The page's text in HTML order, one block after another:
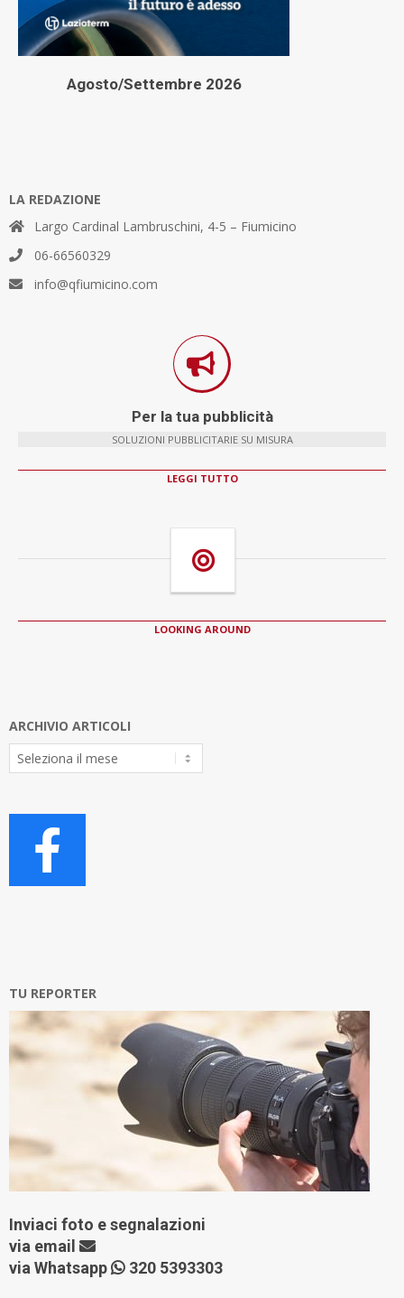
Agosto/Settembre 2026
LA REDAZIONE
Largo Cardinal Lambruschini, 4-5 – Fiumicino
06-66560329
info@qfiumicino.com
Per la tua pubblicità
SOLUZIONI PUBBLICITARIE SU MISURA
LEGGI TUTTO
LOOKING AROUND
ARCHIVIO ARTICOLI
Archivio
Articoli
TU REPORTER
Inviaci foto e segnalazioni
via email
via Whatsapp
320 5393303